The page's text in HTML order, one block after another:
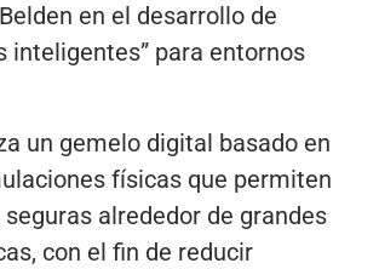
en el desarrollo de
inteligentes” para entornos
un gemelo digital basado en
físicas que permiten
alrededor de grandes
con el fin de reducir